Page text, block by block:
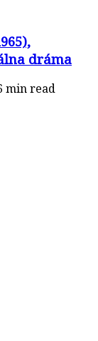
dráma
min read